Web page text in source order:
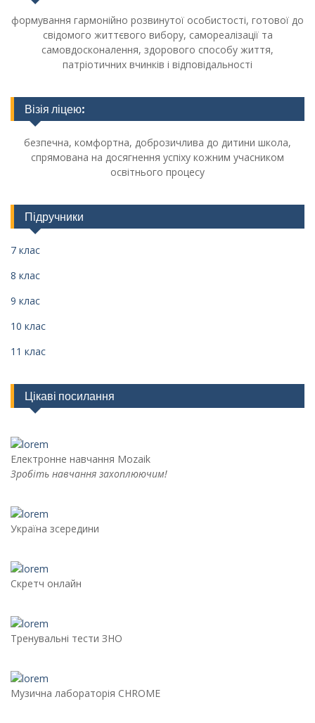
формування гармонійно розвинутої особистості, готової до
свідомого життєвого вибору, самореалізації та
самовдосконалення, здорового способу життя,
патріотичних вчинків і відповідальності
Візія ліцею:
безпечна, комфортна, доброзичлива до дитини школа,
спрямована на досягнення успіху кожним учасником
освітнього процесу
Підручники
7 клас
8 клас
9 клас
10 клас
11 клас
Цікаві посилання
Електронне навчання Mozaik
Зробіть навчання захоплюючим!
Україна зсередини
Скретч онлайн
Тренувальні тести ЗНО
Музична лабораторія CHROME